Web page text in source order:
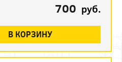
700 руб.
В КОРЗИНУ